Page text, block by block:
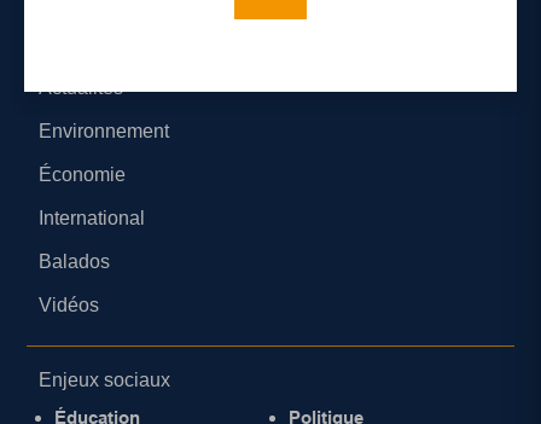
Actualités
Environnement
Économie
International
Balados
Vidéos
Enjeux sociaux
Éducation
Politique